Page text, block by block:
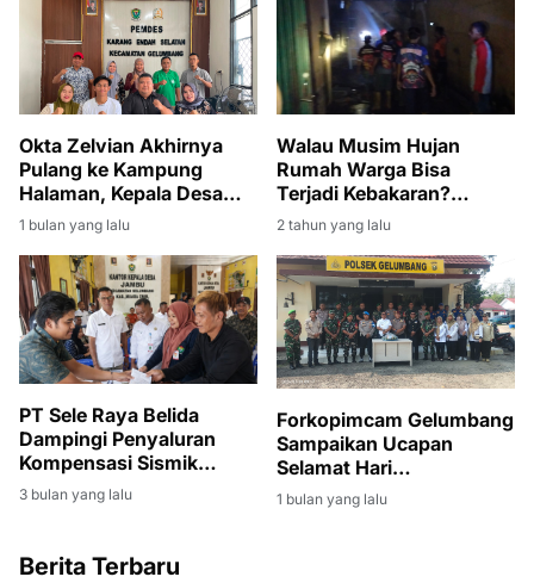
Okta Zelvian Akhirnya
Pulang ke Kampung
Halaman, Kepala Desa
Karang Endah Selatan
Sampaikan Apresiasi
1 bulan yang lalu
Walau Musim Hujan
Rumah Warga Bisa
Terjadi Kebakaran?
Gelumbang
2 tahun yang lalu
‎PT Sele Raya Belida
Dampingi Penyaluran
Kompensasi Sismik
kepada Warga Desa
Jambu
3 bulan yang lalu
Forkopimcam Gelumbang
Sampaikan Ucapan
Selamat Hari
Bhayangkara ke-80
kepada Jajaran Polsek
1 bulan yang lalu
Berita Terbaru